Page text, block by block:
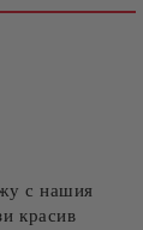
с нашия
красив